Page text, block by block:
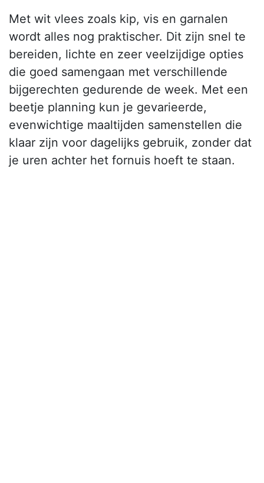
Met wit vlees zoals kip, vis en garnalen
wordt alles nog praktischer. Dit zijn snel te
bereiden, lichte en zeer veelzijdige opties
die goed samengaan met verschillende
bijgerechten gedurende de week. Met een
beetje planning kun je gevarieerde,
evenwichtige maaltijden samenstellen die
klaar zijn voor dagelijks gebruik, zonder dat
je uren achter het fornuis hoeft te staan.